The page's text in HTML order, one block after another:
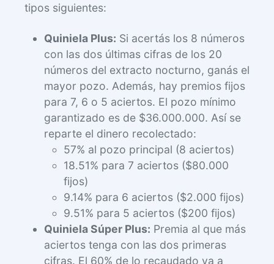
tipos siguientes:
Quiniela Plus: Si acertás los 8 números
con las dos últimas cifras de los 20
números del extracto nocturno, ganás el
mayor pozo. Además, hay premios fijos
para 7, 6 o 5 aciertos. El pozo mínimo
garantizado es de $36.000.000. Así se
reparte el dinero recolectado:
57% al pozo principal (8 aciertos)
18.51% para 7 aciertos ($80.000
fijos)
9.14% para 6 aciertos ($2.000 fijos)
9.51% para 5 aciertos ($200 fijos)
Quiniela Súper Plus: Premia al que más
aciertos tenga con las dos primeras
cifras. El 60% de lo recaudado va a